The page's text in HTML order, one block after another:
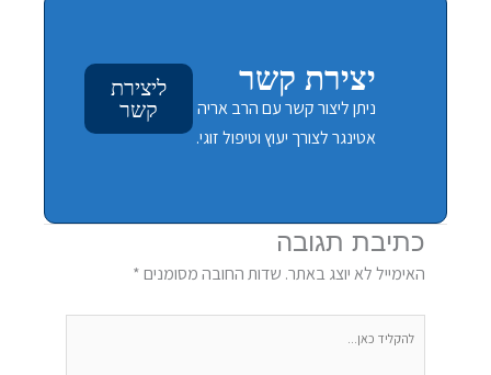
יצירת קשר
ניתן ליצור קשר עם הרב אריה
אטינגר לצורך יעוץ וטיפול זוגי.
ליצירת
קשר
כתיבת תגובה
האימייל לא יוצג באתר. שדות החובה מסומנים*
להקליד